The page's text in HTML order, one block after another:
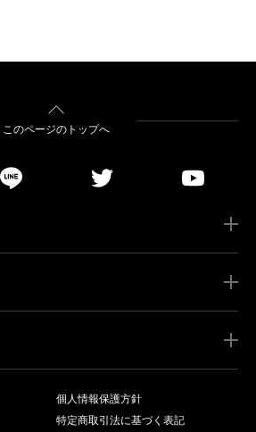
このページのトップへ
個人情報保護方針
特定商取引法に基づく表記